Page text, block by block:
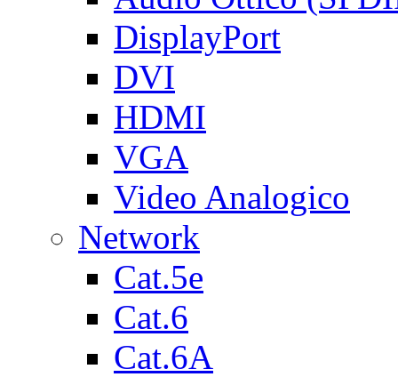
DisplayPort
DVI
HDMI
VGA
Video Analogico
Network
Cat.5e
Cat.6
Cat.6A